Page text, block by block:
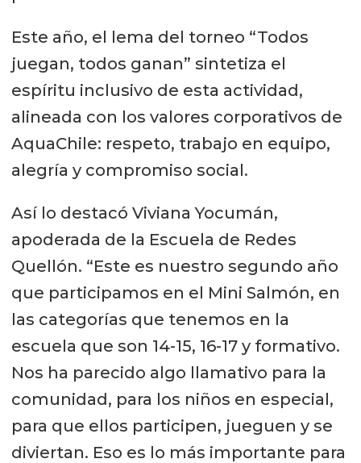
Este año, el lema del torneo “Todos
juegan, todos ganan” sintetiza el
espíritu inclusivo de esta actividad,
alineada con los valores corporativos de
AquaChile: respeto, trabajo en equipo,
alegría y compromiso social.
Así lo destacó Viviana Yocumán,
apoderada de la Escuela de Redes
Quellón. “Este es nuestro segundo año
que participamos en el Mini Salmón, en
las categorías que tenemos en la
escuela que son 14-15, 16-17 y formativo.
Nos ha parecido algo llamativo para la
comunidad, para los niños en especial,
para que ellos participen, jueguen y se
diviertan. Eso es lo más importante para